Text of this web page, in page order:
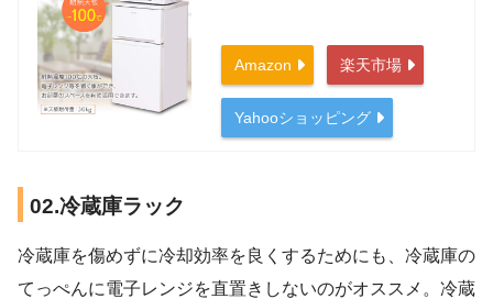
Amazon 楽天市場
Yahooショッピング
02.冷蔵庫ラック
冷蔵庫を傷めずに冷却効率を良くするためにも、冷蔵庫の
てっぺんに電子レンジを直置きしないのがオススメ。冷蔵